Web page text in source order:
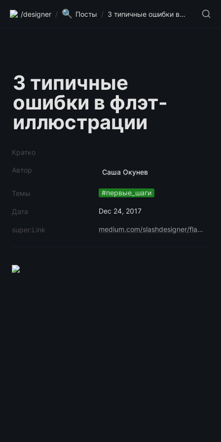
/designer / 🔍 Посты / 3 типичные ошибки в флэт-иллюстрации
3 типичные
ошибки в флэт-
иллюстрации
Кратко
Автор Саша Окунев
Темы #первые_шаги
Дата Dec 24, 2017
super:Link medium.com/slashdesigner/flat-illustrations-680247f39c3f